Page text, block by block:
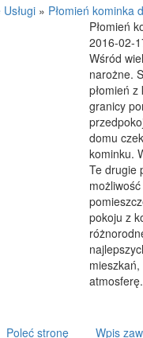
» Płomień kominka
Płomień
2016-02-
Wśród
narożne.
płomień
granicy
domu
kominku.
Te drugie
pokoju z
atmosferę.
Poleć stronę Wpis